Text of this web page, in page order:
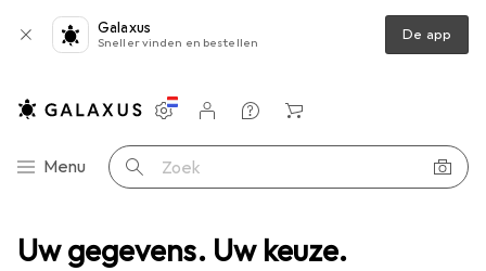
Uw gegevens. Uw keuze.
Galaxus
Sneller vinden en bestellen De app
Categorie navigatie
Menu Zoek op
Instellingen
Klantenaccount
Produktvergelijking
Verlanglijstje
Winkelmandje
+ Planten Kerstbomen + standaards Kerstboomstandaards